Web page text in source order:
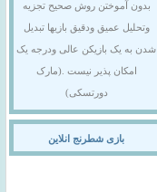
بدون آموختن روش صحیح تجزیه
وتحلیل عمیق ودقیق بازیها تبدیل
شدن به یک بازیکن عالی ودرجه یک
امکان پذیر نیست .(مارک
دورتسکی)
بازی شطرنج انلاین